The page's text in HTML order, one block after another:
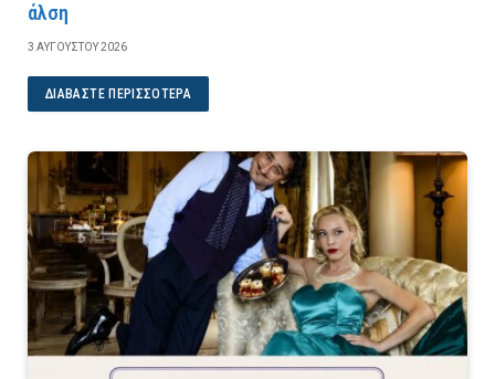
άλση
3 ΑΥΓΟΎΣΤΟΥ 2026
ΔΙΑΒΆΣΤΕ ΠΕΡΙΣΣΌΤΕΡΑ